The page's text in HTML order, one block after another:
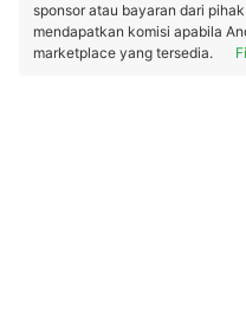
sponsor atau bayaran dari
mendapatkan komisi apabila
marketplace yang tersedia.